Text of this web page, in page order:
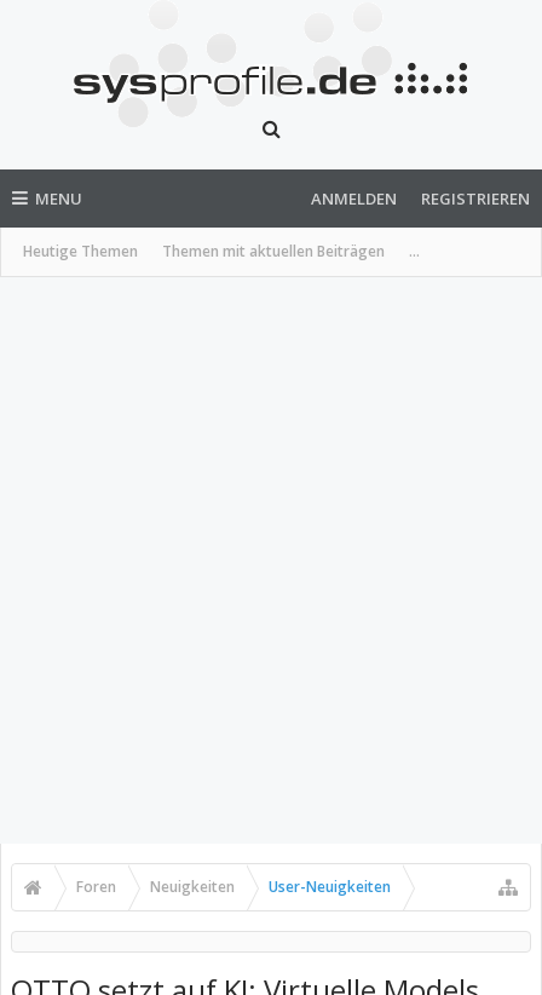
MENU
Heutige Themen Themen mit aktuellen Beiträgen ...
ANMELDEN REGISTRIEREN
Foren Neuigkeiten User-Neuigkeiten